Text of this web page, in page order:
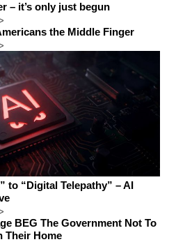
– it’s only just begun
the Middle Finger
to “Digital Telepathy” – AI
BEG The Government Not To
Their Home